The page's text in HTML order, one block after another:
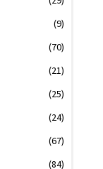
(9)
(70)
(21)
(25)
(24)
(67)
(84)